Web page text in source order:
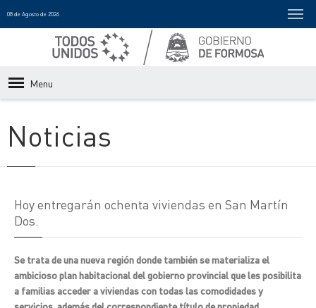
08 de Agosto de 2026
Menu
Noticias
Hoy entregarán ochenta viviendas en San Martín
Dos.
Se trata de una nueva región donde también se materializa el
ambicioso plan habitacional del gobierno provincial que les posibilita
a familias acceder a viviendas con todas las comodidades y